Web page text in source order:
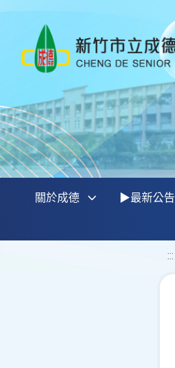
關於成德 ▶最新公告
:::